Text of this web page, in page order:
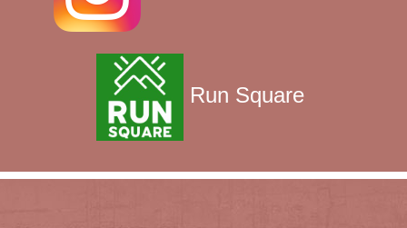
Run Square